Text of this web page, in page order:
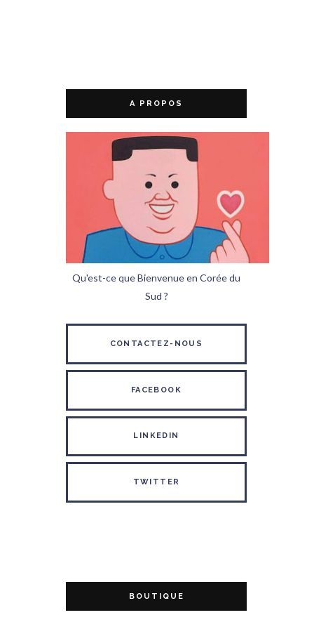
A PROPOS
Qu'est-ce que Bienvenue en Corée du
Sud ?
CONTACTEZ-NOUS
FACEBOOK
LINKEDIN
TWITTER
BOUTIQUE